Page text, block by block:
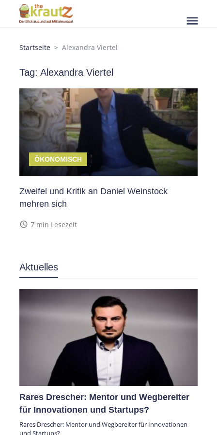
menu
Startseite Alexandra Viertel
Tag: Alexandra Viertel
ÖKONOMISCH
Zweifel und Kritik an Daniel Weinstock
mehren sich
access_time 7 min Lesezeit
Aktuelles
Rares Drescher: Mentor und Wegbereiter
für Innovationen und Startups?
Rares Drescher: Mentor und Wegbereiter für Innovationen
und Startups?